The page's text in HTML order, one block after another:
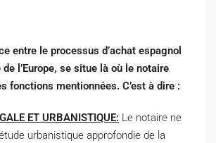
entre le processus d’achat espagnol
l’Europe, se situe là où le notaire
fonctions mentionnées. C’est à dire :
ET URBANISTIQUE: Le notaire ne
urbanistique approfondie de la